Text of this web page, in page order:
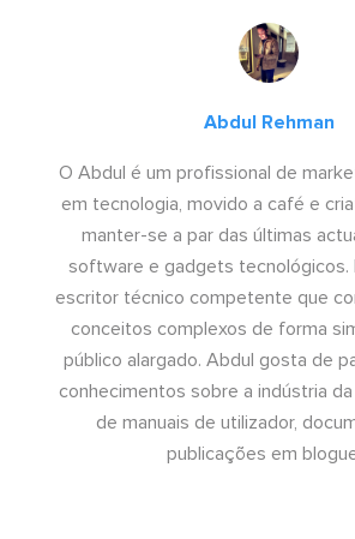
Abdul Rehman
O Abdul é um profissional de
em tecnologia, movido a café e
manter-se a par das últimas
software e gadgets tecnológicos.
escritor técnico competente que
conceitos complexos de forma
público alargado. Abdul gosta de
conhecimentos sobre a indústria
de manuais de utilizador,
publicações em